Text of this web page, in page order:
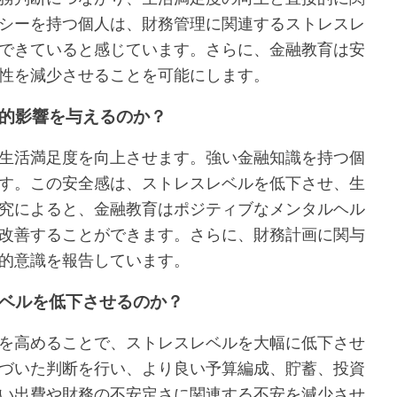
ーを持つ個人は、財務管理に関連するストレスレ
きていると感じています。さらに、金融教育は安
減少させることを可能にします。
影響を与えるのか？
活満足度を向上させます。強い金融知識を持つ個
。この安全感は、ストレスレベルを低下させ、生
によると、金融教育はポジティブなメンタルヘル
善することができます。さらに、財務計画に関与
識を報告しています。
ルを低下させるのか？
高めることで、ストレスレベルを大幅に低下させ
いた判断を行い、より良い予算編成、貯蓄、投資